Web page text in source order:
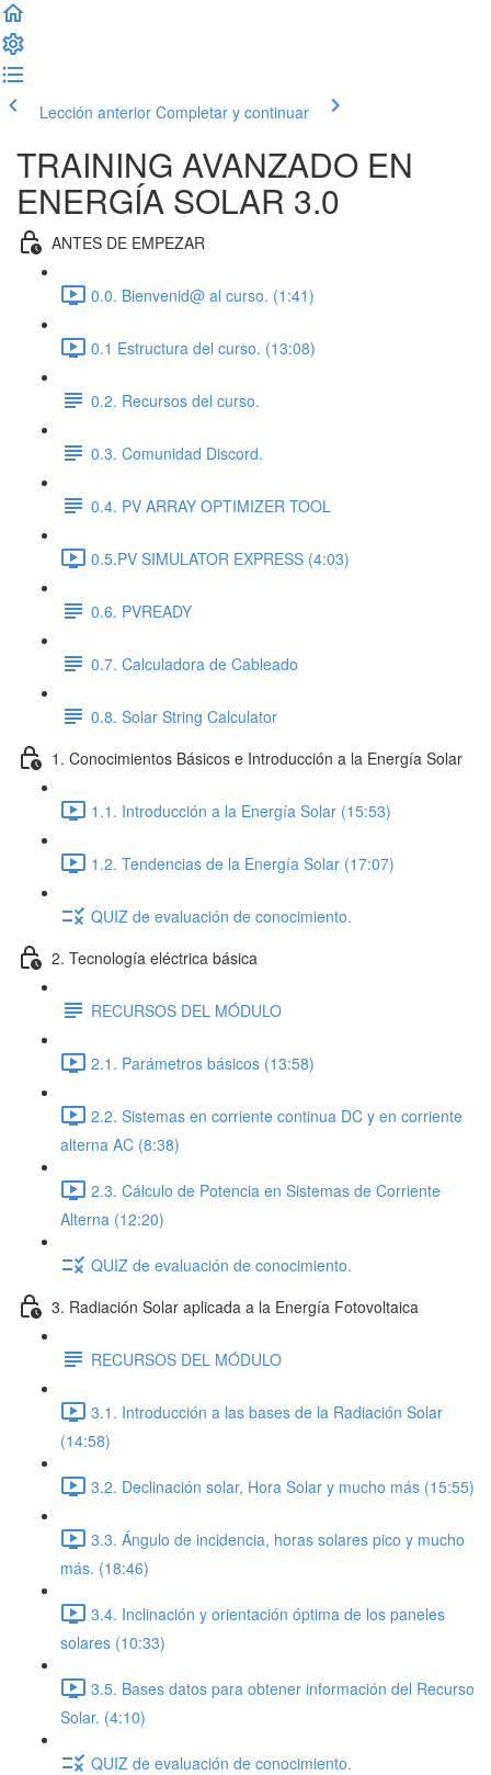
Lección anterior Completar y continuar
TRAINING AVANZADO EN
ENERGÍA SOLAR 3.0
ANTES DE EMPEZAR
0.0. Bienvenid@ al curso. (1:41)
0.1 Estructura del curso. (13:08)
0.2. Recursos del curso.
0.3. Comunidad Discord.
0.4. PV ARRAY OPTIMIZER TOOL
0.5.PV SIMULATOR EXPRESS (4:03)
0.6. PVREADY
0.7. Calculadora de Cableado
0.8. Solar String Calculator
1. Conocimientos Básicos e Introducción a la Energía Solar
1.1. Introducción a la Energía Solar (15:53)
1.2. Tendencias de la Energía Solar (17:07)
QUIZ de evaluación de conocimiento.
2. Tecnología eléctrica básica
RECURSOS DEL MÓDULO
2.1. Parámetros básicos (13:58)
2.2. Sistemas en corriente continua DC y en corriente
alterna AC (8:38)
2.3. Cálculo de Potencia en Sistemas de Corriente
Alterna (12:20)
QUIZ de evaluación de conocimiento.
3. Radiación Solar aplicada a la Energía Fotovoltaica
RECURSOS DEL MÓDULO
3.1. Introducción a las bases de la Radiación Solar
(14:58)
3.2. Declinación solar, Hora Solar y mucho más (15:55)
3.3. Ángulo de incidencia, horas solares pico y mucho
más. (18:46)
3.4. Inclinación y orientación óptima de los paneles
solares (10:33)
3.5. Bases datos para obtener información del Recurso
Solar. (4:10)
QUIZ de evaluación de conocimiento.